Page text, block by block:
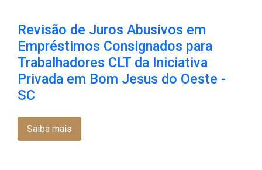
Revisão de Juros Abusivos em
Empréstimos Consignados para
Trabalhadores CLT da Iniciativa
Privada em Bom Jesus do Oeste -
SC
Saiba mais